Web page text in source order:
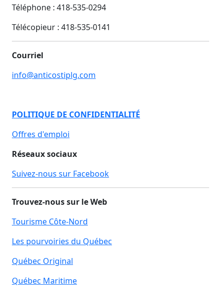
Téléphone : 418-535-0294
Télécopieur : 418-535-0141
Courriel
info@anticostiplg.com
POLITIQUE DE CONFIDENTIALITÉ
Offres d'emploi
Réseaux sociaux
Suivez-nous sur Facebook
Trouvez-nous sur le Web
Tourisme Côte-Nord
Les pourvoiries du Québec
Québec Original
Québec Maritime